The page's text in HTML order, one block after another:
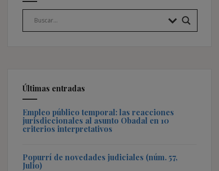
Últimas entradas
Empleo público temporal: las reacciones
jurisdiccionales al asunto Obadal en 10
criterios interpretativos
Popurrí de novedades judiciales (núm. 57,
Julio)